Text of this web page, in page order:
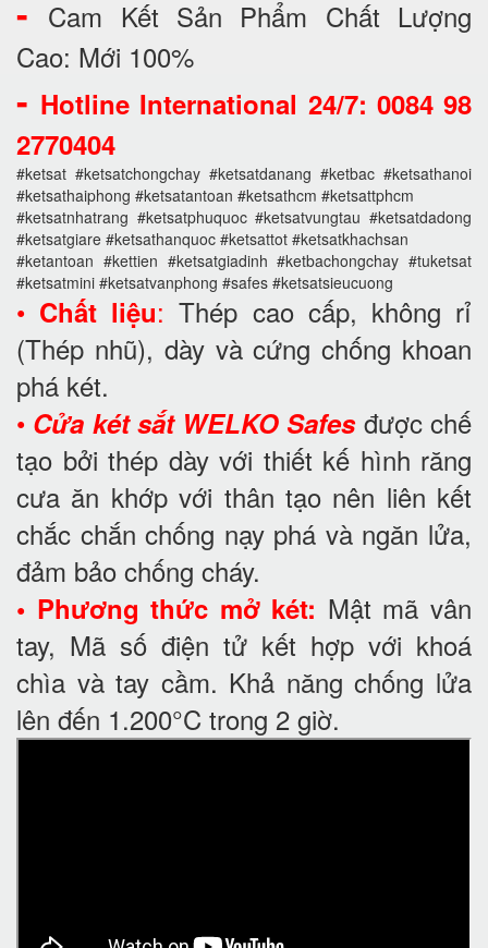
- Cam Kết Sản Phẩm Chất Lượng
Cao: Mới 100%
- Hotline International 24/7: 0084 98
2770404
#ketsat #ketsatchongchay #ketsatdanang #ketbac #ketsathanoi
#ketsathaiphong #ketsatantoan #ketsathcm #ketsattphcm
#ketsatnhatrang #ketsatphuquoc #ketsatvungtau #ketsatdadong
#ketsatgiare #ketsathanquoc #ketsattot #ketsatkhachsan
#ketantoan #kettien #ketsatgiadinh #ketbachongchay #tuketsat
#ketsatmini #ketsatvanphong #safes #ketsatsieucuong
• Chất liệu: Thép cao cấp, không rỉ
(Thép nhũ), dày và cứng chống khoan
phá két.
• Cửa két sắt WELKO Safesđược chế
tạo bởi thép dày với thiết kế hình răng
cưa ăn khớp với thân tạo nên liên kết
chắc chắn chống nạy phá và ngăn lửa,
đảm bảo chống cháy.
• Phương thức mở két: Mật mã vân
tay, Mã số điện tử kết hợp với khoá
chìa và tay cầm. Khả năng chống lửa
lên đến 1.200°C trong 2 giờ.